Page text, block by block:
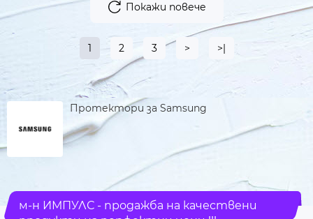
Покажи повече
1 2 3 > >|
Протектори за Samsung
м-н ИМПУЛС - продажба на качествени